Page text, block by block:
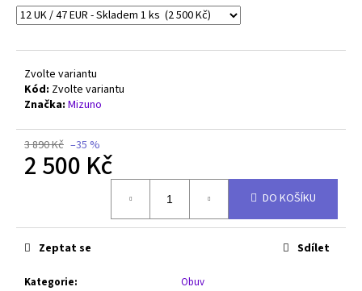
Zvolte variantu
Kód: Zvolte variantu
Značka: Mizuno
3 890 Kč –35 %
2 500 Kč
DO KOŠÍKU
Kategorie:
Obuv
Zeptat se Sdílet
WAVE
MOMENTUM
V1GA231211
2
500
Kč
Původně: